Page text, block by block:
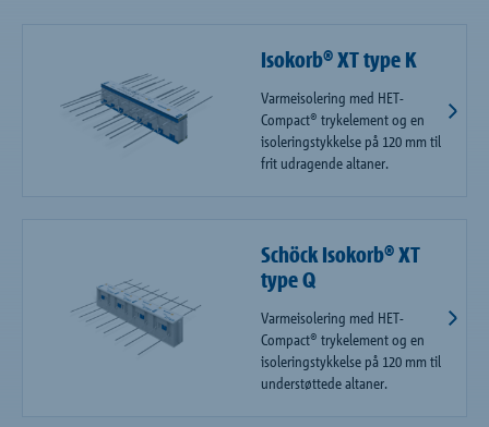
Isokorb® XT type K
Varmeisolering med HET-
Compact® trykelement og en
isoleringstykkelse på 120 mm til
frit udragende altaner.
Schöck Isokorb® XT
type Q
Varmeisolering med HET-
Compact® trykelement og en
isoleringstykkelse på 120 mm til
understøttede altaner.